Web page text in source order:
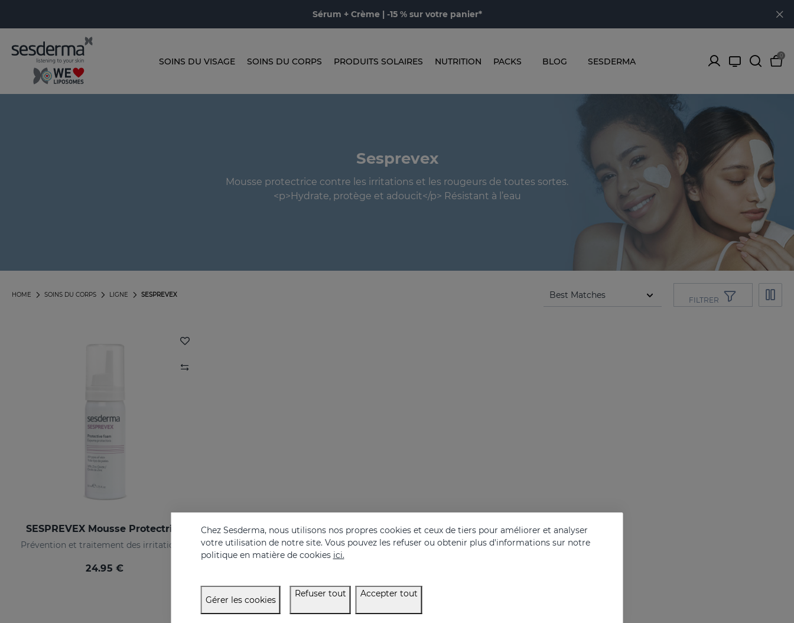
Sérum + Crème | -15 % sur votre panier*
SOINS DU VISAGE SOINS DU CORPS PRODUITS SOLAIRES NUTRITION PACKS BLOG SESDERMA
0
Sesprevex
Mousse protectrice contre les irritations et les rougeurs de toutes sortes.
<p>Hydrate, protège et adoucit</p> Résistant à l’eau
SESPREVEX
LIGNE
SOINS DU CORPS
HOME
FILTRER
SESPREVEX Mousse Protectrice
24.95 €
Chez Sesderma, nous utilisons nos propres cookies et ceux de tiers pour améliorer et analyser
votre utilisation de notre site. Vous pouvez les refuser ou obtenir plus d'informations sur notre
politique en matière de cookies ici.
Gérer les cookies
Refuser tout Accepter tout